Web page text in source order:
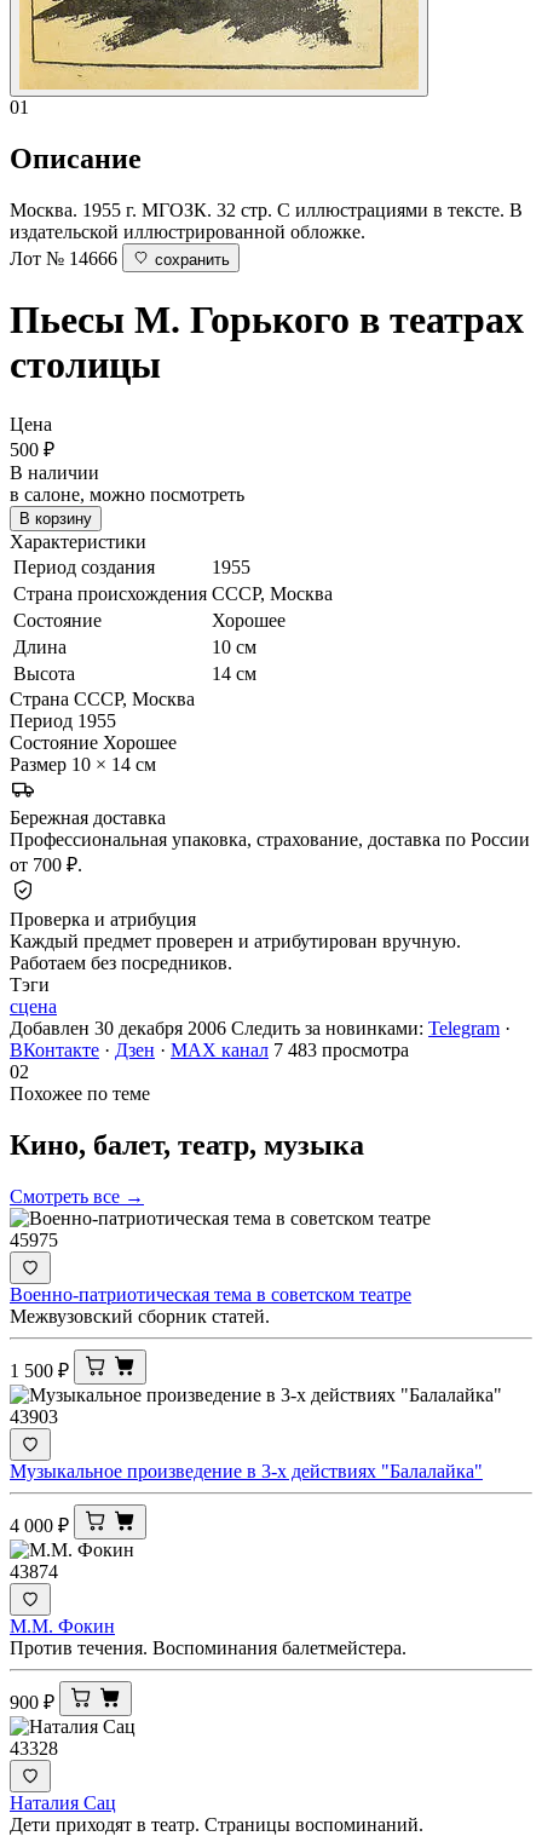
01
Описание
Москва. 1955 г. МГОЗК. 32 стр. С иллюстрациями в тексте. В
издательской иллюстрированной обложке.
Лот № 14666
сохранить
Пьесы М. Горького в театрах
столицы
Цена
500 ₽
В наличии
в салоне, можно посмотреть
В корзину
Характеристики
Период создания
1955
Страна происхождения СССР, Москва
Состояние
Хорошее
Длина
10 см
Высота
14 см
Страна СССР, Москва
Период 1955
Состояние Хорошее
Размер 10 × 14 см
Бережная доставка
Профессиональная упаковка, страхование, доставка по России
от 700 ₽.
Проверка и атрибуция
Каждый предмет проверен и атрибутирован вручную.
Работаем без посредников.
Тэги
сцена
Добавлен 30 декабря 2006 Следить за новинками: Telegram ·
ВКонтакте · Дзен · MAX канал 7 483 просмотра
02
Похожее по теме
Кино, балет, театр, музыка
Смотреть все →
45975
Военно-патриотическая тема в советском театре
Межвузовский сборник статей.
1 500 ₽
43903
Музыкальное произведение в 3-х действиях "Балалайка"
4 000 ₽
43874
М.М. Фокин
Против течения. Воспоминания балетмейстера.
900 ₽
43328
Наталия Сац
Дети приходят в театр. Страницы воспоминаний.